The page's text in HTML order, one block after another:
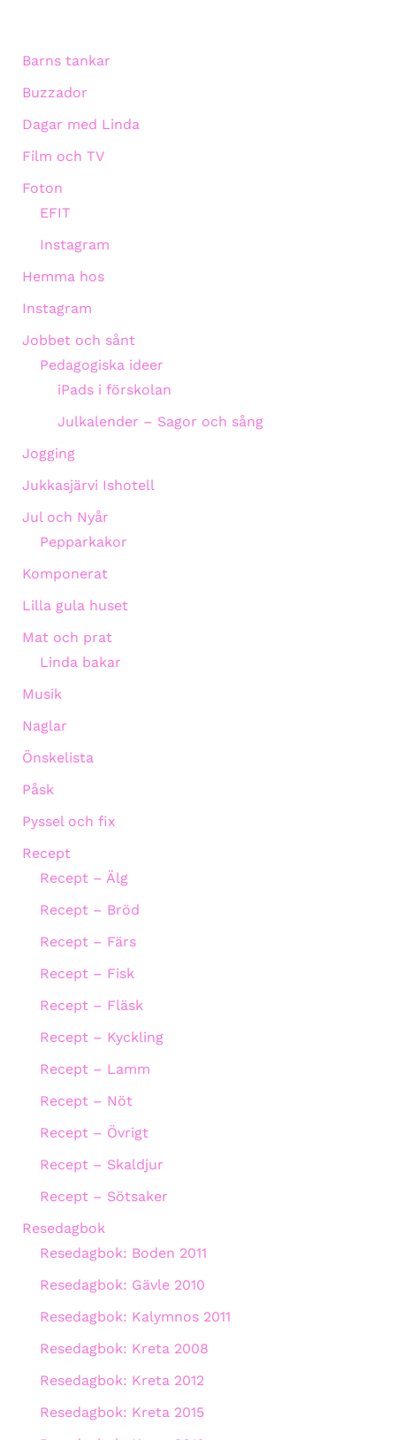
Barns tankar
Buzzador
Dagar med Linda
Film och TV
Foton
EFIT
Instagram
Hemma hos
Instagram
Jobbet och sånt
Pedagogiska ideer
iPads i förskolan
Julkalender – Sagor och sång
Jogging
Jukkasjärvi Ishotell
Jul och Nyår
Pepparkakor
Komponerat
Lilla gula huset
Mat och prat
Linda bakar
Musik
Naglar
Önskelista
Påsk
Pyssel och fix
Recept
Recept – Älg
Recept – Bröd
Recept – Färs
Recept – Fisk
Recept – Fläsk
Recept – Kyckling
Recept – Lamm
Recept – Nöt
Recept – Övrigt
Recept – Skaldjur
Recept – Sötsaker
Resedagbok
Resedagbok: Boden 2011
Resedagbok: Gävle 2010
Resedagbok: Kalymnos 2011
Resedagbok: Kreta 2008
Resedagbok: Kreta 2012
Resedagbok: Kreta 2015